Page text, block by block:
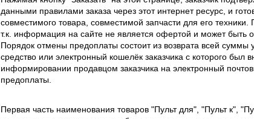
данными правилами заказа через этот интернет ресурс, и
совместимого товара, совместимой запчасти для его
т.к. информация на сайте не является офертой и может быть
Порядок отмены предоплаты состоит из возврата всей
средство или электронный кошелёк заказчика с которого
информировании продавцом заказчика на электронный
предоплаты.
Первая часть наименования товаров "Пульт для", "Пульт к",